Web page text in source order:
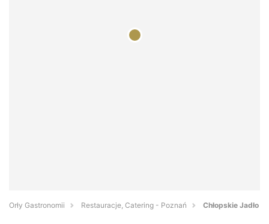
Orły Gastronomii Restauracje, Catering - Poznań Chłopskie Jadło